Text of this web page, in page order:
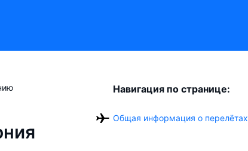
Навигация по странице:
Общая информация о перелётах